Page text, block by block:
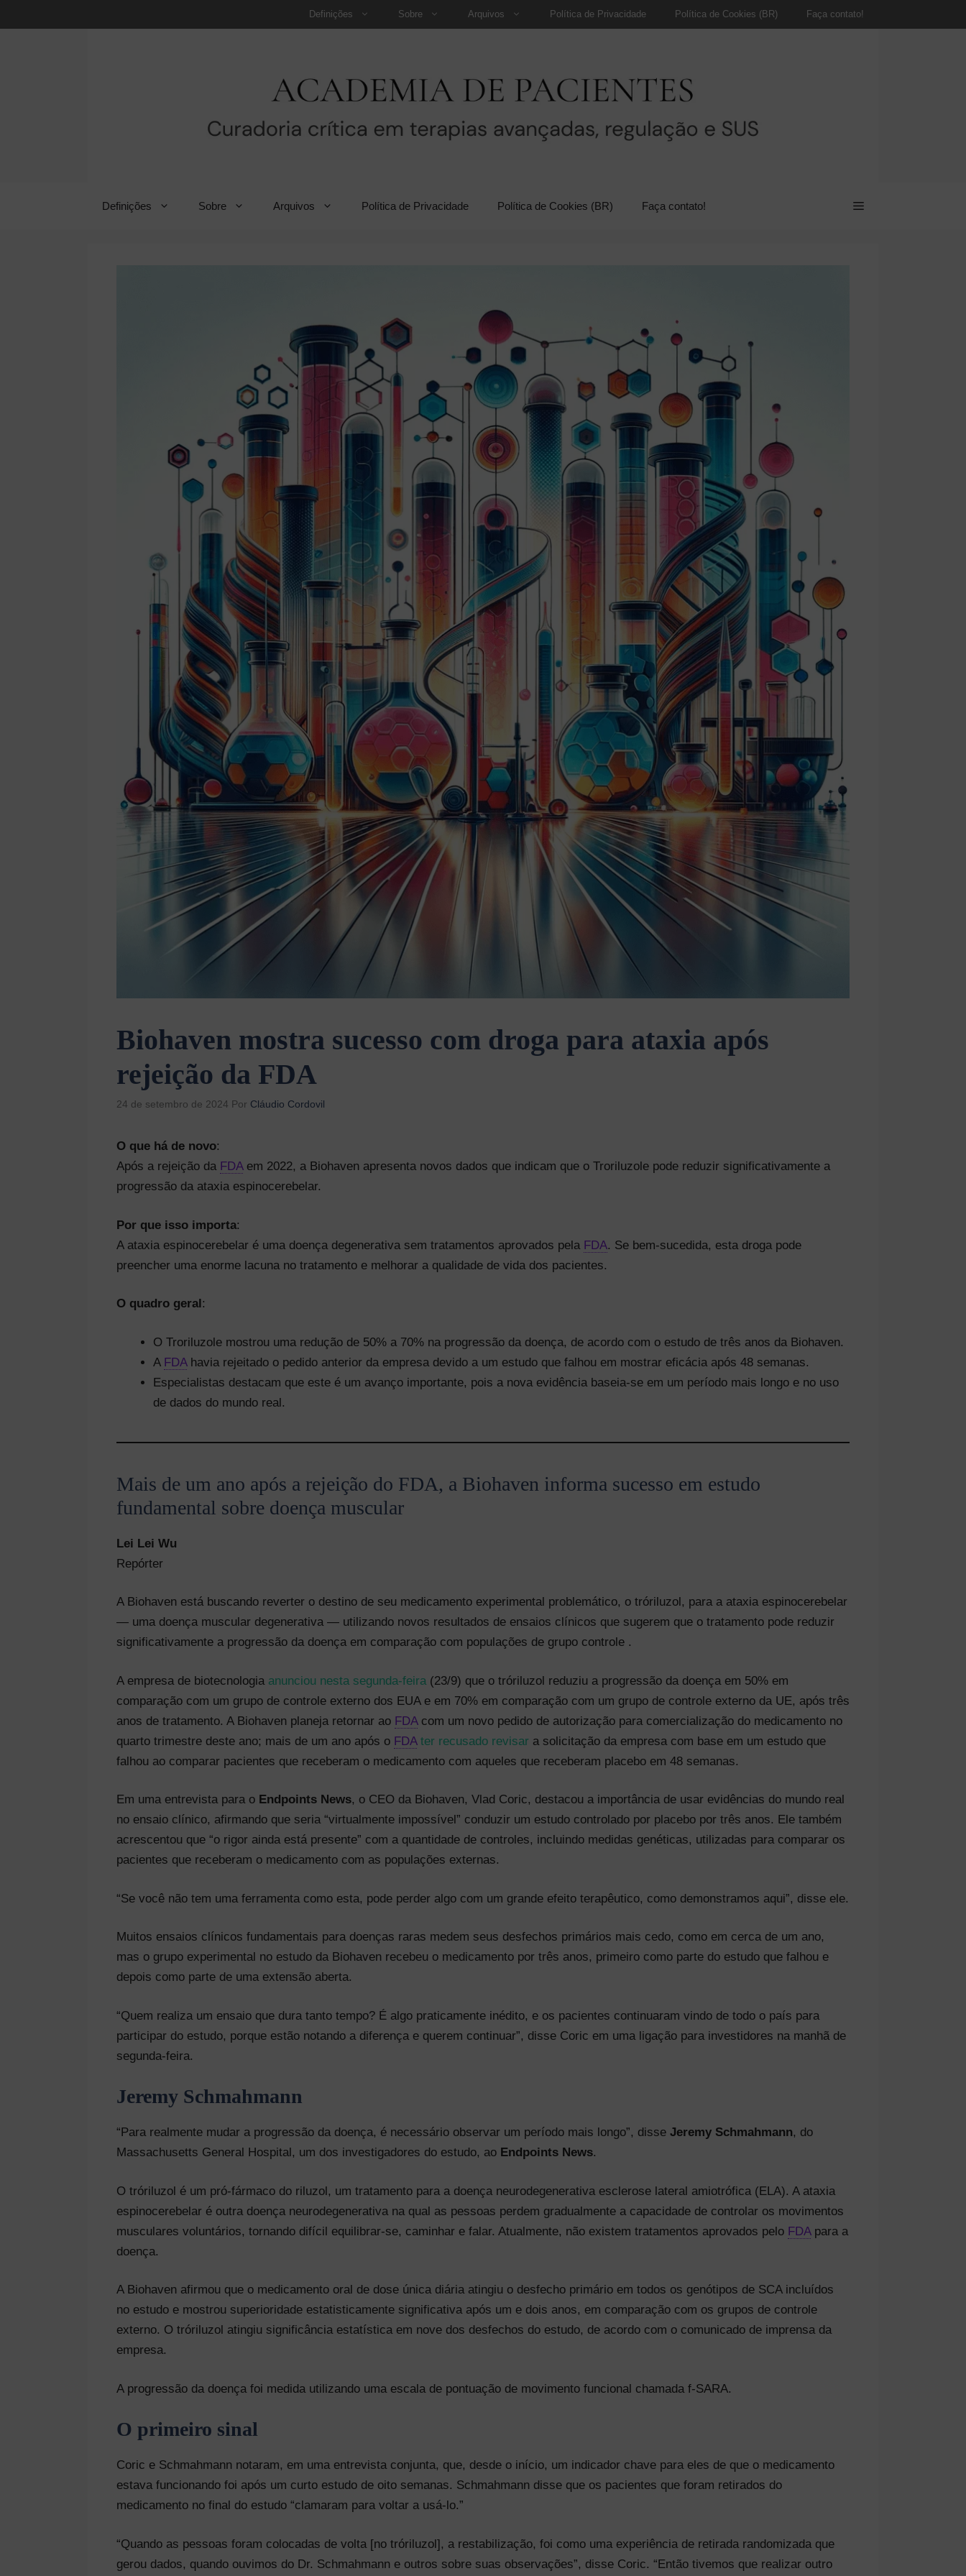
para
Definições Sobre Arquivos Política de Privacidade Política de Cookies (BR) Faça contato!
Definições Sobre Arquivos Política de Privacidade Política de Cookies (BR) Faça contato!
Biohaven mostra sucesso com droga para ataxia após
rejeição da FDA
24 de setembro de 2024 Por Cláudio Cordovil
O que há de novo:
Após a rejeição da FDAem 2022, a Biohaven apresenta novos dados que indicam que o Troriluzole pode reduzir significativamente a
progressão da ataxia espinocerebelar.
Por que isso importa:
A ataxia espinocerebelar é uma doença degenerativa sem tratamentos aprovados pela FDA. Se bem-sucedida, esta droga pode
preencher uma enorme lacuna no tratamento e melhorar a qualidade de vida dos pacientes.
O quadro geral :
O Troriluzole mostrou uma redução de 50% a 70% na progressão da doença, de acordo com o estudo de três anos da Biohaven.
A FDAhavia rejeitado o pedido anterior da empresa devido a um estudo que falhou em mostrar eficácia após 48 semanas.
Especialistas destacam que este é um avanço importante, pois a nova evidência baseia-se em um período mais longo e no uso
de dados do mundo real.
Mais de um ano após a rejeição do FDA, a Biohaven informa sucesso em estudo
fundamental sobre doença muscular
Lei Lei Wu
Repórter
A Biohaven está buscando reverter o destino de seu medicamento experimental problemático, o tróriluzol, para a ataxia espinocerebelar
— uma doença muscular degenerativa — utilizando novos resultados de ensaios clínicos que sugerem que o tratamento pode reduzir
significativamente a progressão da doença em comparação com populações de grupo controle .
A empresa de biotecnologia anunciou nesta segunda-feira (23/9) que o tróriluzol reduziu a progressão da doença em 50% em
comparação com um grupo de controle externo dos EUA e em 70% em comparação com um grupo de controle externo da UE, após três
anos de tratamento. A Biohaven planeja retornar ao FDAcom um novo pedido de autorização para comercialização do medicamento no
quarto trimestre deste ano; mais de um ano após o FDA ter recusado revisar a solicitação da empresa com base em um estudo que
falhou ao comparar pacientes que receberam o medicamento com aqueles que receberam placebo em 48 semanas.
Em uma entrevista para o Endpoints News, o CEO da Biohaven, Vlad Coric, destacou a importância de usar evidências do mundo real
no ensaio clínico, afirmando que seria “virtualmente impossível” conduzir um estudo controlado por placebo por três anos. Ele também
acrescentou que “o rigor ainda está presente” com a quantidade de controles, incluindo medidas genéticas, utilizadas para comparar os
pacientes que receberam o medicamento com as populações externas.
“Se você não tem uma ferramenta como esta, pode perder algo com um grande efeito terapêutico, como demonstramos aqui”, disse ele.
Muitos ensaios clínicos fundamentais para doenças raras medem seus desfechos primários mais cedo, como em cerca de um ano,
mas o grupo experimental no estudo da Biohaven recebeu o medicamento por três anos, primeiro como parte do estudo que falhou e
depois como parte de uma extensão aberta.
“Quem realiza um ensaio que dura tanto tempo? É algo praticamente inédito, e os pacientes continuaram vindo de todo o país para
participar do estudo, porque estão notando a diferença e querem continuar”, disse Coric em uma ligação para investidores na manhã de
segunda-feira.
Jeremy Schmahmann
“Para realmente mudar a progressão da doença, é necessário observar um período mais longo”, disse Jeremy Schmahmann, do
Massachusetts General Hospital, um dos investigadores do estudo, ao Endpoints News.
O tróriluzol é um pró-fármaco do riluzol, um tratamento para a doença neurodegenerativa esclerose lateral amiotrófica (ELA). A ataxia
espinocerebelar é outra doença neurodegenerativa na qual as pessoas perdem gradualmente a capacidade de controlar os movimentos
musculares voluntários, tornando difícil equilibrar-se, caminhar e falar. Atualmente, não existem tratamentos aprovados pelo FDApara a
doença.
A Biohaven afirmou que o medicamento oral de dose única diária atingiu o desfecho primário em todos os genótipos de SCA incluídos
no estudo e mostrou superioridade estatisticamente significativa após um e dois anos, em comparação com os grupos de controle
externo. O tróriluzol atingiu significância estatística em nove dos desfechos do estudo, de acordo com o comunicado de imprensa da
empresa.
A progressão da doença foi medida utilizando uma escala de pontuação de movimento funcional chamada f-SARA.
O primeiro sinal
Coric e Schmahmann notaram, em uma entrevista conjunta, que, desde o início, um indicador chave para eles de que o medicamento
estava funcionando foi após um curto estudo de oito semanas. Schmahmann disse que os pacientes que foram retirados do
medicamento no final do estudo “clamaram para voltar a usá-lo.”
“Quando as pessoas foram colocadas de volta [no tróriluzol], a restabilização, foi como uma experiência de retirada randomizada que
gerou dados, quando ouvimos do Dr. Schmahmann e outros sobre suas observações”, disse Coric. “Então tivemos que realizar outro